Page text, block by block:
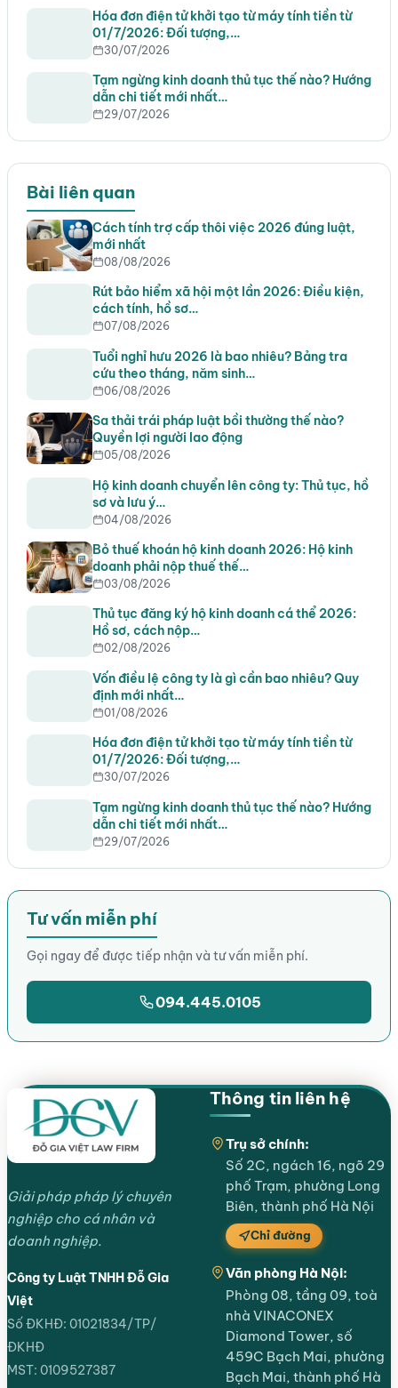
Hóa đơn điện tử khởi tạo từ máy tính tiền từ
01/7/2026: Đối tượng,…
30/07/2026
Tạm ngừng kinh doanh thủ tục thế nào? Hướng
dẫn chi tiết mới nhất…
29/07/2026
Bài liên quan
Cách tính trợ cấp thôi việc 2026 đúng luật,
mới nhất
08/08/2026
Rút bảo hiểm xã hội một lần 2026: Điều kiện,
cách tính, hồ sơ…
07/08/2026
Tuổi nghỉ hưu 2026 là bao nhiêu? Bảng tra
cứu theo tháng, năm sinh…
06/08/2026
Sa thải trái pháp luật bồi thường thế nào?
Quyền lợi người lao động
05/08/2026
Hộ kinh doanh chuyển lên công ty: Thủ tục, hồ
sơ và lưu ý…
04/08/2026
Bỏ thuế khoán hộ kinh doanh 2026: Hộ kinh
doanh phải nộp thuế thế…
03/08/2026
Thủ tục đăng ký hộ kinh doanh cá thể 2026:
Hồ sơ, cách nộp…
02/08/2026
Vốn điều lệ công ty là gì cần bao nhiêu? Quy
định mới nhất…
01/08/2026
Hóa đơn điện tử khởi tạo từ máy tính tiền từ
01/7/2026: Đối tượng,…
30/07/2026
Tạm ngừng kinh doanh thủ tục thế nào? Hướng
dẫn chi tiết mới nhất…
29/07/2026
Tư vấn miễn phí
Gọi ngay để được tiếp nhận và tư vấn miễn phí.
094.445.0105
Giải pháp pháp lý chuyên
nghiệp cho cá nhân và
doanh nghiệp.
Công ty Luật TNHH Đỗ Gia
Việt
Số ĐKHĐ: 01021834/TP/
ĐKHĐ
MST: 0109527387
Thông tin liên hệ
Trụ sở chính:
Số 2C, ngách 16, ngõ 29
phố Trạm, phường Long
Biên, thành phố Hà Nội
Chỉ đường
Văn phòng Hà Nội:
Phòng 08, tầng 09, toà
nhà VINACONEX
Diamond Tower, số
459C Bạch Mai, phường
Bạch Mai, thành phố Hà